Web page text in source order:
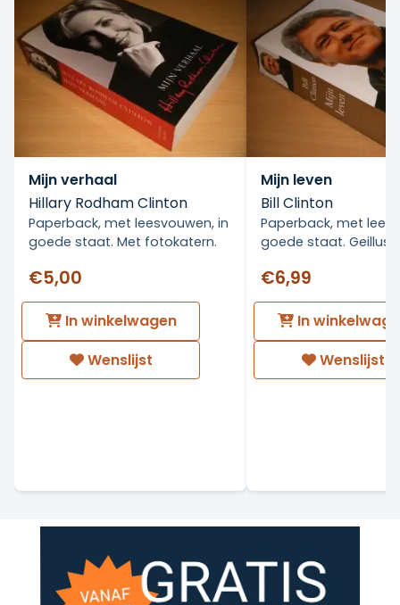
Mijn verhaal
Hillary Rodham Clinton
Paperback, met leesvouwen, in
goede staat. Met fotokatern.
€5,00
In winkelwagen
Wenslijst
Mijn leven
Bill Clinton
Paperback, met
goede staat.
€6,99
In
Wenslijst